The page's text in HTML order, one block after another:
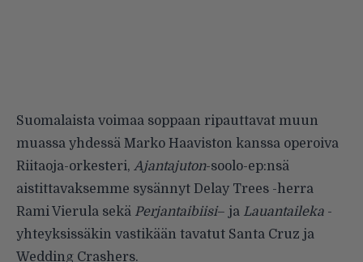
Suomalaista voimaa soppaan ripauttavat muun
muassa yhdessä Marko Haaviston kanssa operoiva
Riitaoja-orkesteri, Ajantajuton-soolo-ep:nsä
aistittavaksemme sysännyt Delay Trees -herra
Rami Vierula sekä Perjantaibiisi– ja Lauantaileka -
yhteyksissäkin vastikään tavatut Santa Cruz ja
Wedding Crashers.